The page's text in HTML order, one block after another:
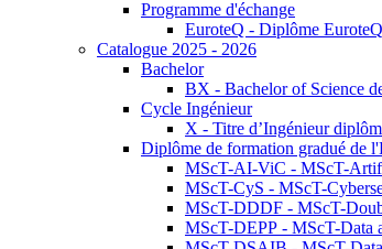
Programme d'échange
EuroteQ - Diplôme EuroteQ
Catalogue 2025 - 2026
Bachelor
BX - Bachelor of Science
Cycle Ingénieur
X - Titre d’Ingénieur
Diplôme de formation gradué de
MScT-AI-ViC - MScT-
MScT-CyS - MScT-
MScT-DDDF - MScT-
MScT-DEPP - MScT-Data